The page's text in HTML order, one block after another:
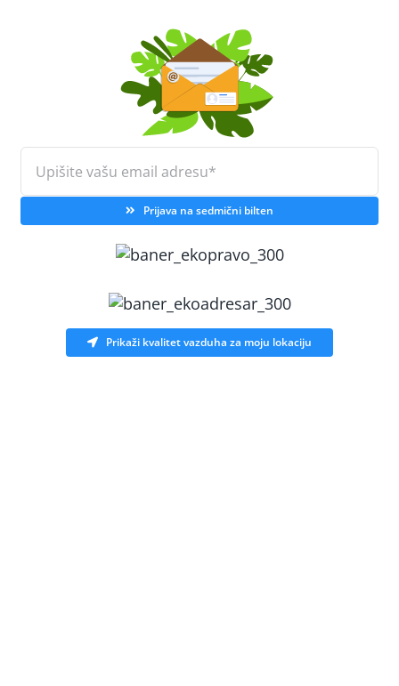
Prijava na sedmični bilten
Prikaži kvalitet vazduha za moju lokaciju